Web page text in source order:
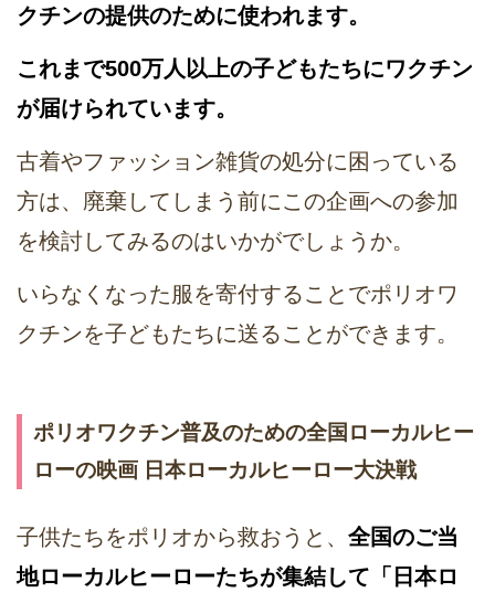
クチンの提供のために使われます。
これまで500万人以上の子どもたちにワクチン
が届けられています。
古着やファッション雑貨の処分に困っている
方は、廃棄してしまう前にこの企画への参加
を検討してみるのはいかがでしょうか。
いらなくなった服を寄付することでポリオワ
クチンを子どもたちに送ることができます。
ポリオワクチン普及のための全国ローカルヒー
ローの映画 日本ローカルヒーロー大決戦
子供たちをポリオから救おうと、 全国のご当
地ローカルヒーローたちが集結して「日本ロ